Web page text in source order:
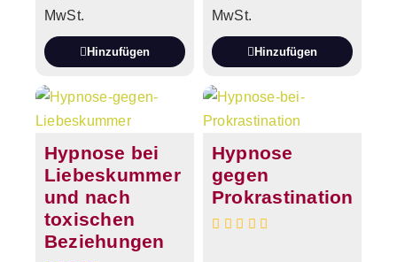
MwSt.
Hinzufügen
MwSt.
Hinzufügen
Hypnose bei
Liebeskummer
und nach
toxischen
Beziehungen
Hypnose
gegen
Prokrastination